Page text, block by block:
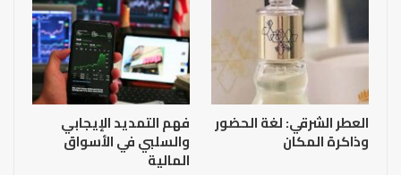
العطر الشرقي: لغة الحضور
وذاكرة المكان
فهم التمديد الإيجابي
والسلبي في الأسواق
المالية